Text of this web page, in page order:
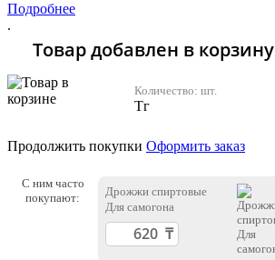
Подробнее
.
Товар добавлен в корзину
Количество: шт.
Тг
Продолжить покупки Оформить заказ
С ним часто
покупают:
Дрожжи спиртовые
Для самогона